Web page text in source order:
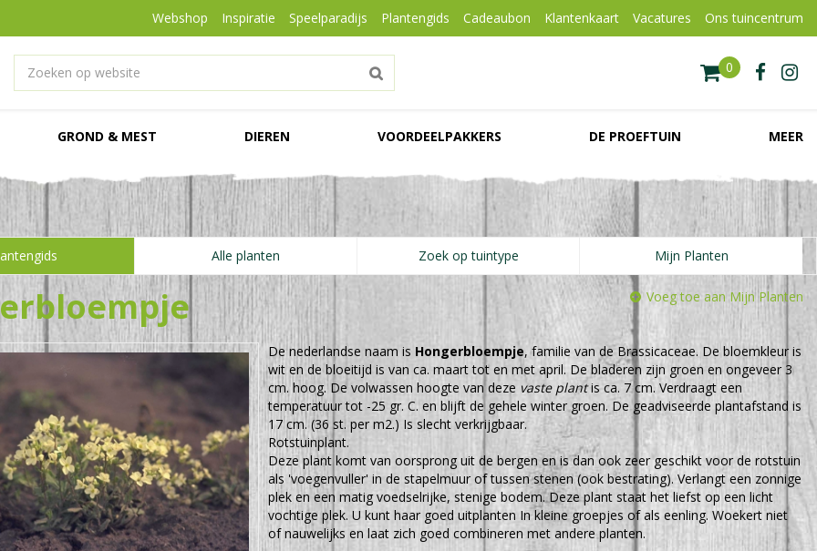
Webshop Inspiratie Speelparadijs Plantengids Cadeaubon Klantenkaart Vacatures Ons tuincentrum
GROND & MEST DIEREN VOORDEELPAKKERS DE PROEFTUIN MEER
Alle planten Zoek op tuintype Mijn Planten
Voeg toe aan Mijn Planten
De nederlandse naam is Hongerbloempje, familie van de Brassicaceae. De bloemkleur is
wit en de bloeitijd is van ca. maart tot en met april. De bladeren zijn groen en ongeveer 3
cm. hoog. De volwassen hoogte van deze vaste plantis ca. 7 cm. Verdraagt een
temperatuur tot -25 gr. C. en blijft de gehele winter groen. De geadviseerde plantafstand is
17 cm. (36 st. per m2.) Is slecht verkrijgbaar.
Rotstuinplant.
Deze plant komt van oorsprong uit de bergen en is dan ook zeer geschikt voor de rotstuin
als 'voegenvuller' in de stapelmuur of tussen stenen (ook bestrating). Verlangt een zonnige
plek en een matig voedselrijke, stenige bodem. Deze plant staat het liefst op een licht
vochtige plek. U kunt haar goed uitplanten In kleine groepjes of als eenling. Woekert niet
of nauwelijks en laat zich goed combineren met andere planten.